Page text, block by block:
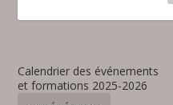
Calendrier des événements
et formations 2025-2026